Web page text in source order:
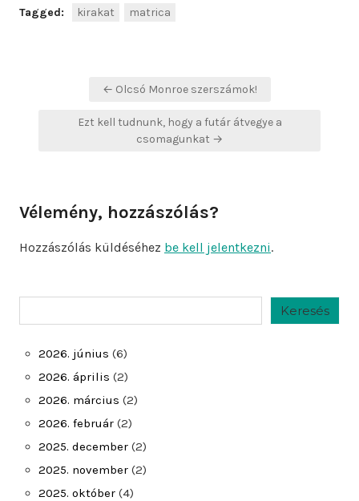
Tagged: kirakat matrica
Bejegyzés← Olcsó Monroe szerszámok!
Ezt kell tudnunk, hogy a futár átvegye a
csomagunkat →
Vélemény, hozzászólás?
Hozzászólás küldéséhez be kell jelentkezni.
Keresés
2026. június (6)
2026. április (2)
2026. március (2)
2026. február (2)
2025. december (2)
2025. november (2)
2025. október (4)